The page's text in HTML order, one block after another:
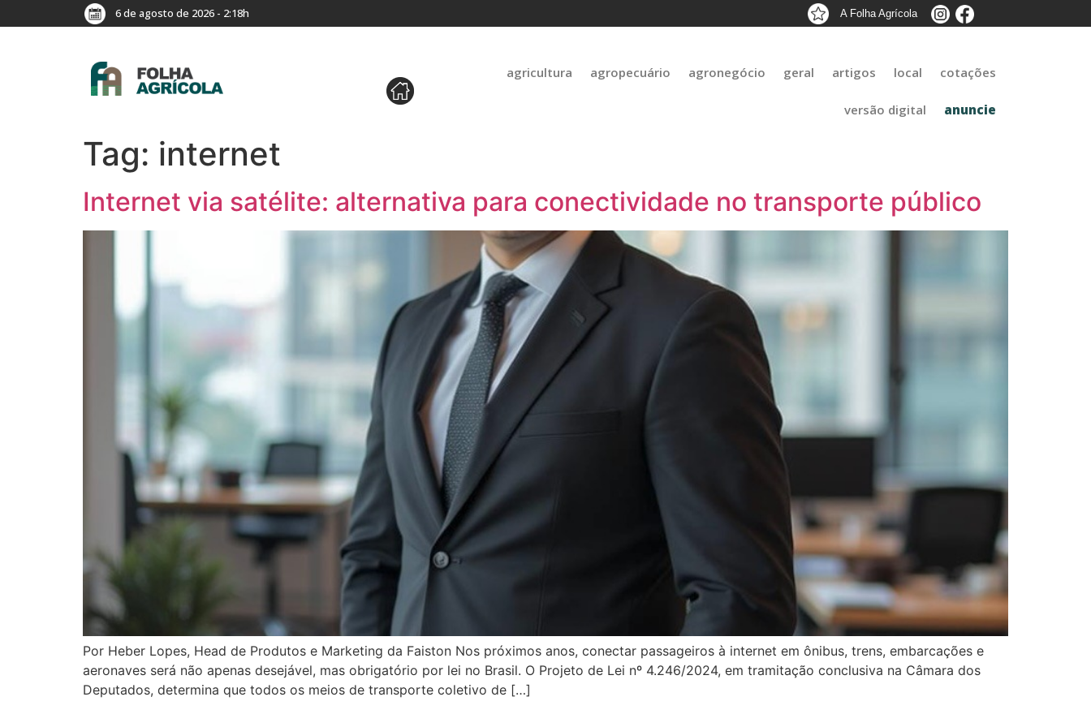
6 de agosto de 2026 - 2:18h A Folha Agrícola
agricultura agropecuário agronegócio geral artigos local cotações
versão digital anuncie
Tag: internet
Internet via satélite: alternativa para conectividade no transporte público
Por Heber Lopes, Head de Produtos e Marketing da Faiston Nos próximos anos, conectar passageiros à internet em ônibus, trens, embarcações e
aeronaves será não apenas desejável, mas obrigatório por lei no Brasil. O Projeto de Lei nº 4.246/2024, em tramitação conclusiva na Câmara dos
Deputados, determina que todos os meios de transporte coletivo de […]